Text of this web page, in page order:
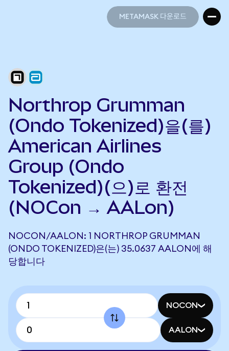
METAMASK 다운로드
Northrop Grumman
(Ondo Tokenized)을(를)
American Airlines
Group (Ondo
Tokenized)(으)로 환전
(NOCon → AALon)
NOCON/AALON: 1 NORTHROP GRUMMAN
(ONDO TOKENIZED)은(는) 35.0637 AALON에 해
당합니다
NOCON
AALON